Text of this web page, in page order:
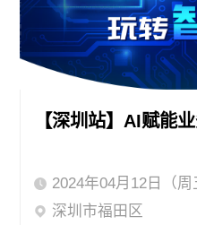
【深圳站】AI赋能
2024年04月12日（
深圳市福田区